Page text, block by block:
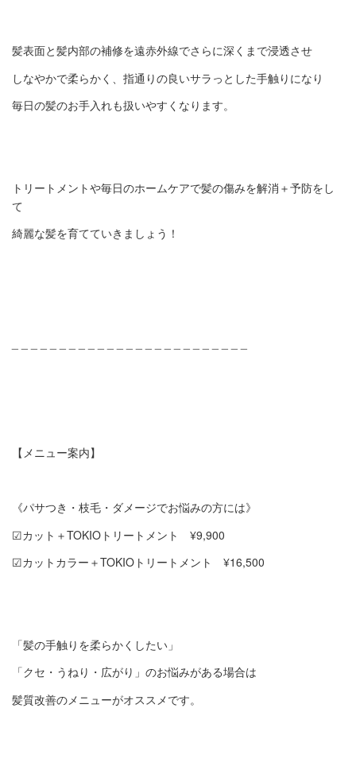
髪表面と髪内部の補修を遠赤外線でさらに深くまで浸透させ
しなやかで柔らかく、指通りの良いサラっとした手触りになり
毎日の髪のお手入れも扱いやすくなります。
トリートメントや毎日のホームケアで髪の傷みを解消＋予防をし
て
綺麗な髪を育てていきましょう！
【メニュー案内】
《パサつき・枝毛・ダメージでお悩みの方には》
☑︎カット＋TOKIOトリートメント ¥9,900
☑︎カットカラー＋TOKIOトリートメント ¥16,500
「髪の手触りを柔らかくしたい」
「クセ・うねり・広がり」のお悩みがある場合は
髪質改善のメニューがオススメです。